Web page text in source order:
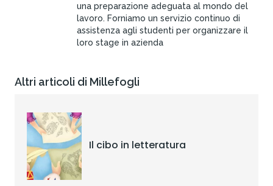
una preparazione adeguata al mondo del
lavoro. Forniamo un servizio continuo di
assistenza agli studenti per organizzare il
loro stage in azienda
Altri articoli di Millefogli
Il cibo in letteratura